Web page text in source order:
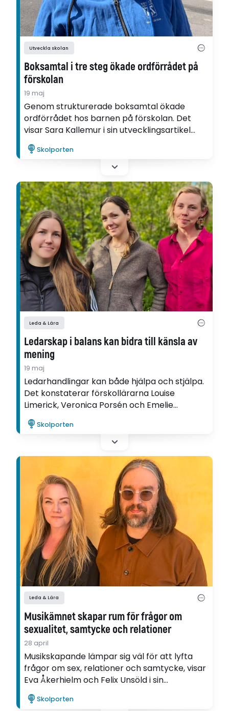
Utveckla skolan
Boksamtal i tre steg ökade ordförrådet på
förskolan
19 maj
Genom strukturerade boksamtal ökade
ordförrådet hos barnen på förskolan. Det
visar Sara Kallemur i sin utvecklingsartikel
som är skriven inom ramen för Ifous
forsknings- och utvecklingsprogram
Språkutvecklande förskola.
Skolporten
Leda & Lära
Ledarskap i balans kan bidra till känsla av
mening
19 maj
Ledarhandlingar kan både hjälpa och stjälpa.
Det konstaterar förskollärarna Louise
Limerick, Veronica Porsén och Emelie
Törnkvist i Värmdö kommun, som skrivit en
utvecklingsartikel om sitt ledarskap inom
ramen för Ifous FoU-program
Skolporten
Leda & Lära
Musikämnet skapar rum för frågor om
sexualitet, samtycke och relationer
28 april
Musikskapande lämpar sig väl för att lyfta
frågor om sex, relationer och samtycke, visar
Eva Åkerhielm och Felix Unsöld i sin
utvecklingsartikel.
Skolporten